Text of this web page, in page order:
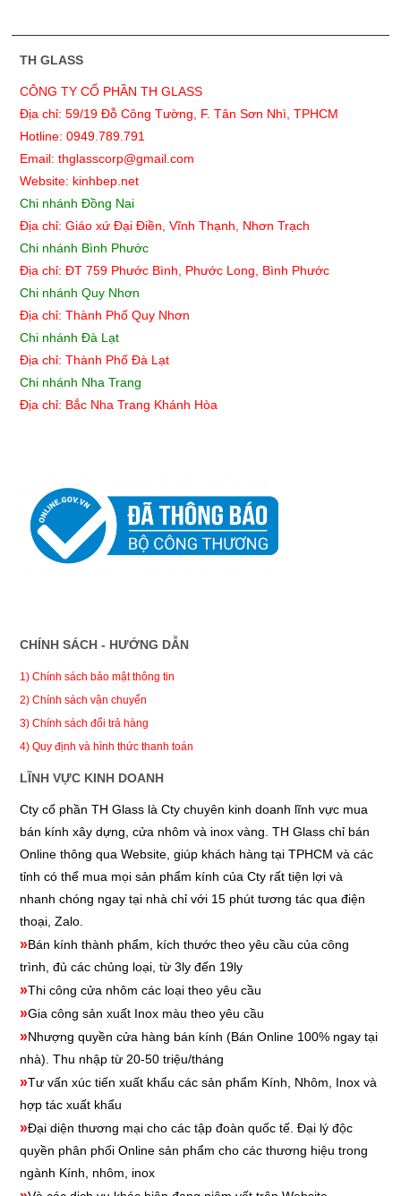
TH GLASS
CÔNG TY CỔ PHẦN TH GLASS
Địa chỉ: 59/19 Đỗ Công Tường, F. Tân Sơn Nhì, TPHCM
Hotline: 0949.789.791
Email: thglasscorp@gmail.com
Website: kinhbep.net
Chi nhánh Đồng Nai
Địa chỉ: Giáo xứ Đại Điền, Vĩnh Thạnh, Nhơn Trạch
Chi nhánh Bình Phước
Địa chỉ: ĐT 759 Phước Bình, Phước Long, Bình Phước
Chi nhánh Quy Nhơn
Địa chỉ: Thành Phố Quy Nhơn
Chi nhánh Đà Lạt
Địa chỉ: Thành Phố Đà Lạt
Chi nhánh Nha Trang
Địa chỉ: Bắc Nha Trang Khánh Hòa
CHÍNH SÁCH - HƯỚNG DẪN
1) Chính sách bảo mật thông tin
2) Chính sách vận chuyển
3) Chính sách đổi trả hàng
4) Quy định và hình thức thanh toán
LĨNH VỰC KINH DOANH
Cty cổ phần TH Glass là Cty chuyên kinh doanh lĩnh vực mua
bán kính xây dựng, cửa nhôm và inox vàng. TH Glass chỉ bán
Online thông qua Website, giúp khách hàng tại TPHCM và các
tỉnh có thể mua mọi sản phẩm kính của Cty rất tiện lợi và
nhanh chóng ngay tại nhà chỉ với 15 phút tương tác qua điện
thoại, Zalo.
»Bán kính thành phẩm, kích thước theo yêu cầu của công
trình, đủ các chủng loại, từ 3ly đến 19ly
»Thi công cửa nhôm các loại theo yêu cầu
»Gia công sản xuất Inox màu theo yêu cầu
»Nhượng quyền cửa hàng bán kính (Bán Online 100% ngay tại
nhà). Thu nhập từ 20-50 triệu/tháng
»Tư vấn xúc tiến xuất khẩu các sản phẩm Kính, Nhôm, Inox và
hợp tác xuất khẩu
»Đại diện thương mại cho các tập đoàn quốc tế. Đại lý độc
quyền phân phối Online sản phẩm cho các thương hiệu trong
ngành Kính, nhôm, inox